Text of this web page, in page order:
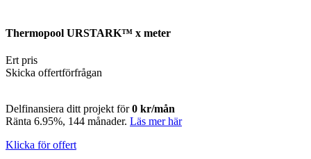
Thermopool URSTARK™ x meter
Ert pris
Skicka offertförfrågan
Delfinansiera ditt projekt för0 kr/mån
Ränta 6.95%, 144 månader. Läs mer här
Klicka för offert